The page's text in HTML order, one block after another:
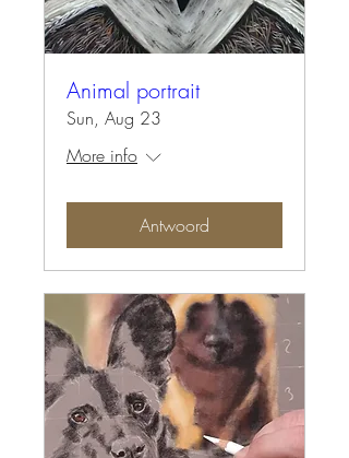
Animal portrait
Sun, Aug 23
More info
Antwoord